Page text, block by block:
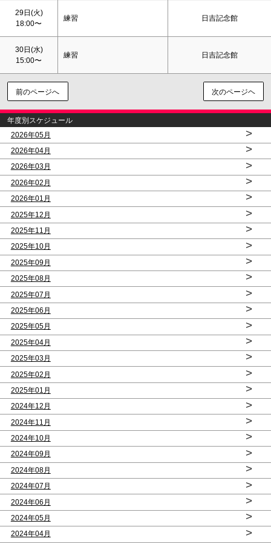
29日(火)
18:00〜
練習 日吉記念館
30日(水)
15:00〜
練習 日吉記念館
前のページへ 次のページヘ
年度別スケジュール
2026年05月
>
2026年04月 >
2026年03月 >
2026年02月 >
2026年01月 >
2025年12月 >
2025年11月 >
2025年10月 >
2025年09月 >
2025年08月 >
2025年07月 >
2025年06月 >
2025年05月 >
2025年04月 >
2025年03月 >
2025年02月 >
2025年01月 >
2024年12月 >
2024年11月 >
2024年10月 >
2024年09月 >
2024年08月 >
2024年07月 >
2024年06月 >
2024年05月 >
2024年04月
>